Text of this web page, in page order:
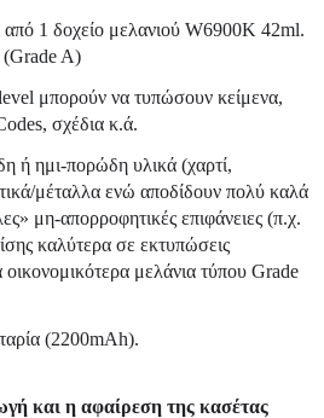
1 δοχείο μελανιού W6900K 42ml.
(Grade A)
μπορούν να τυπώσουν κείμενα,
σχέδια κ.ά.
ή ημι-πορώδη υλικά (χαρτί,
μέταλλα ενώ αποδίδουν πολύ καλά
μη-απορροφητικές επιφάνειες (π.χ.
καλύτερα σε εκτυπώσεις
μελάνια τύπου Grade
(2200mAh).
και η αφαίρεση της κασέτας